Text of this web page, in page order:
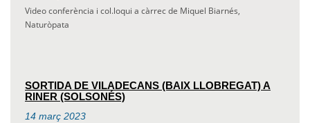
Video conferència i col.loqui a càrrec de Miquel Biarnés,
Naturòpata
SORTIDA DE VILADECANS (BAIX LLOBREGAT) A
RINER (SOLSONÉS)
14 març 2023